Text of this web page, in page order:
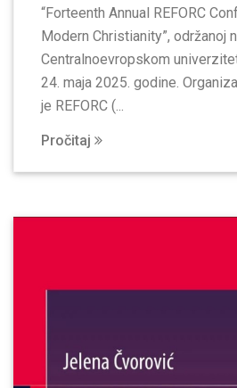
“Forteenth Annual REFORC
Modern Christianity”, održanoj
Centralnoevropskom
24. maja 2025. godine.
je REFORC (...
Pročitaj